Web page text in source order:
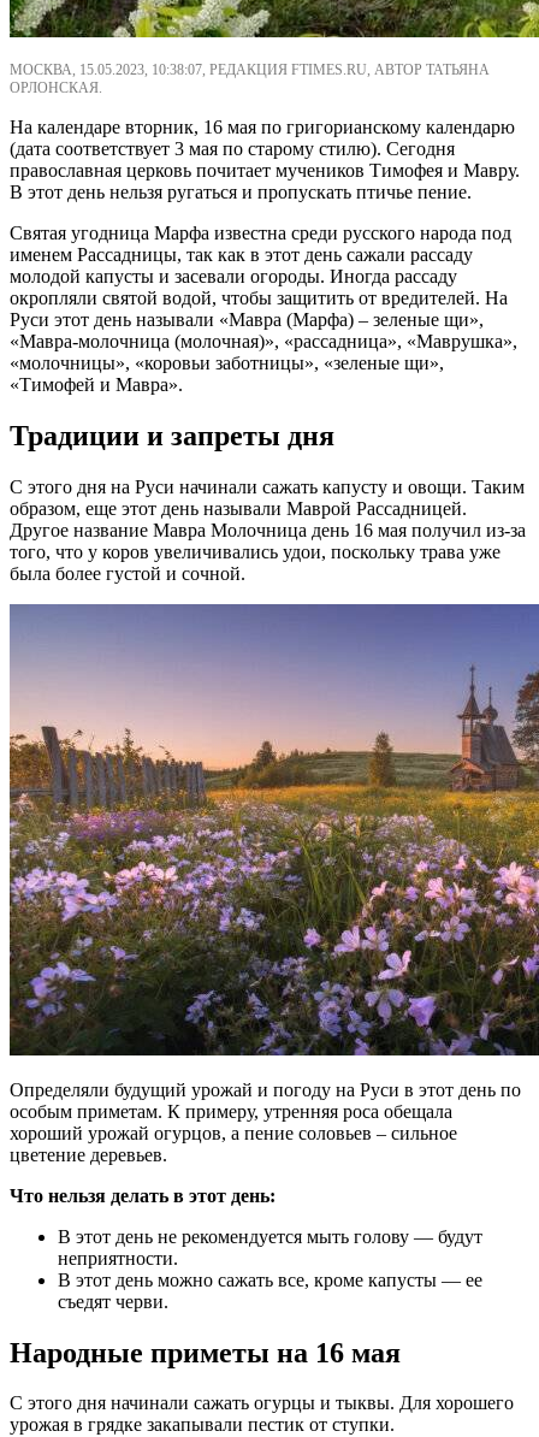
МОСКВА, 15.05.2023, 10:38:07, РЕДАКЦИЯ FTIMES.RU, АВТОР ТАТЬЯНА
ОРЛОНСКАЯ.
На календаре вторник, 16 мая по григорианскому календарю
(дата соответствует 3 мая по старому стилю). Сегодня
православная церковь почитает мучеников Тимофея и Мавру.
В этот день нельзя ругаться и пропускать птичье пение.
Святая угодница Марфа известна среди русского народа под
именем Рассадницы, так как в этот день сажали рассаду
молодой капусты и засевали огороды. Иногда рассаду
окропляли святой водой, чтобы защитить от вредителей. На
Руси этот день называли «Мавра (Марфа) – зеленые щи»,
«Мавра-молочница (молочная)», «рассадница», «Маврушка»,
«молочницы», «коровьи заботницы», «зеленые щи»,
«Тимофей и Мавра».
Традиции и запреты дня
С этого дня на Руси начинали сажать капусту и овощи. Таким
образом, еще этот день называли Маврой Рассадницей.
Другое название Мавра Молочница день 16 мая получил из-за
того, что у коров увеличивались удои, поскольку трава уже
была более густой и сочной.
Определяли будущий урожай и погоду на Руси в этот день по
особым приметам. К примеру, утренняя роса обещала
хороший урожай огурцов, а пение соловьев – сильное
цветение деревьев.
Что нельзя делать в этот день:
В этот день не рекомендуется мыть голову — будут
неприятности.
В этот день можно сажать все, кроме капусты — ее
съедят черви.
Народные приметы на 16 мая
С этого дня начинали сажать огурцы и тыквы. Для хорошего
урожая в грядке закапывали пестик от ступки.